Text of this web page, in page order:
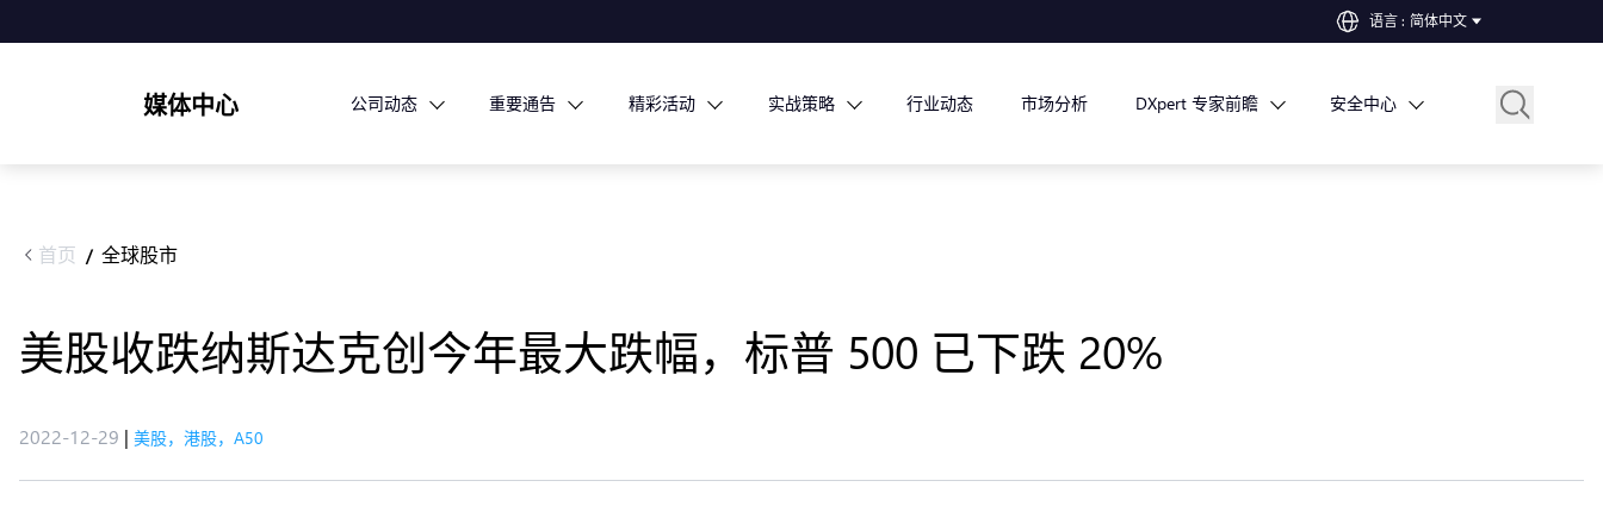
语言 : 简体中文
媒体中心 公司动态 重要通告 精彩活动 实战策略 行业动态 市场分析 DXpert 专家前瞻 安全中心
首页 / 全球股市
美股收跌纳斯达克创今年最大跌幅，标普 500 已下跌 20%
2022-12-29 | 美股，港股，A50